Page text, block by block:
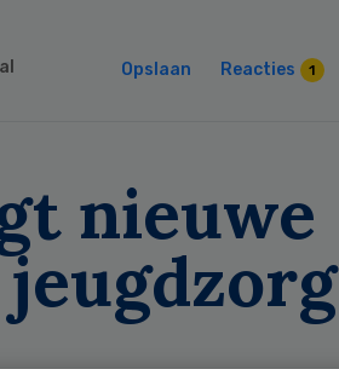
Opslaan Reacties 1
nieuwe